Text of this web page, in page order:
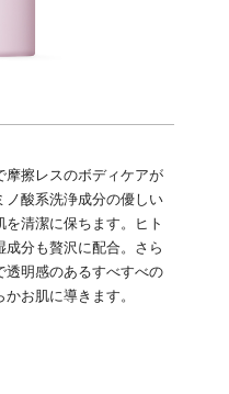
摩擦レスのボディケアが
ノ酸系洗浄成分の優しい
清潔に保ちます。ヒト
分も贅沢に配合。さら
透明感のあるすべすべの
お肌に導きます。